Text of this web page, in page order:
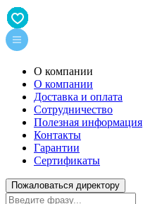
О компании
О компании
Доставка и оплата
Сотрудничество
Полезная информация
Контакты
Гарантии
Сертификаты
Пожаловаться директору